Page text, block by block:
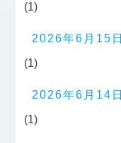
(1)
2026年6月15日
(1)
2026年6月14日
(1)